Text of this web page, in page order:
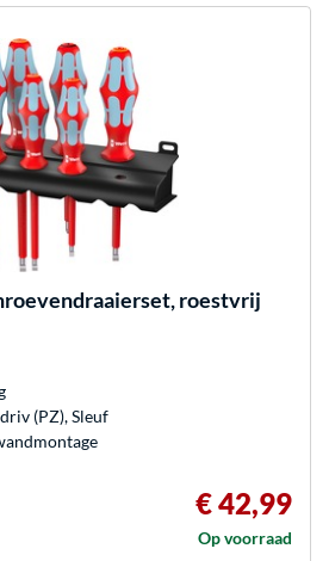
roestvrij
(PZ), Sleuf
€ 42,99
Op voorraad